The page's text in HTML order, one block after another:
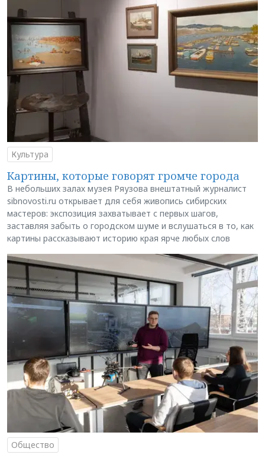
Культура
Картины, которые говорят громче города
В небольших залах музея Ряузова внештатный журналист
sibnovosti.ru открывает для себя живопись сибирских
мастеров: экспозиция захватывает с первых шагов,
заставляя забыть о городском шуме и вслушаться в то, как
картины рассказывают историю края ярче любых слов
Общество